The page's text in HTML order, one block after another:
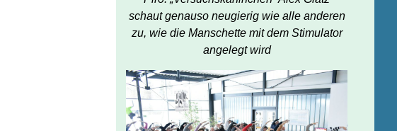
schaut genauso neugierig wie alle anderen
zu, wie die Manschette mit dem Stimulator
angelegt wird